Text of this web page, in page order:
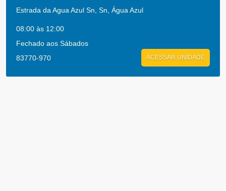
Estrada da Agua Azul Sn, Sn, Água Azul
08:00 às 12:00
Fechado aos Sábados
83770-970
ACESSAR UNIDADE